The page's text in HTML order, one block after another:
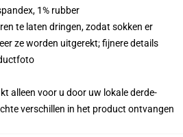
1% rubber
te laten dringen, zodat sokken er
ze worden uitgerekt; fijnere details
alleen voor u door uw lokale derde-
verschillen in het product ontvangen